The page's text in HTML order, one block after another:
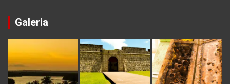
Galeria